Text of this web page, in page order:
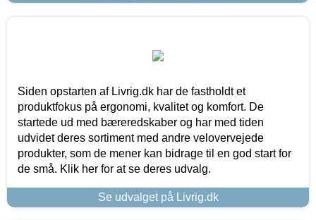
Siden opstarten af Livrig.dk har de fastholdt et
produktfokus på ergonomi, kvalitet og komfort. De
startede ud med bæreredskaber og har med tiden
udvidet deres sortiment med andre velovervejede
produkter, som de mener kan bidrage til en god start for
de små. Klik her for at se deres udvalg.
Se udvalget på Livrig.dk